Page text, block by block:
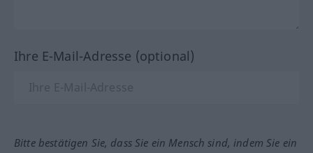
Ihre E-Mail-Adresse (optional)
Bitte bestätigen Sie, dass Sie ein Mensch sind, indem Sie ein